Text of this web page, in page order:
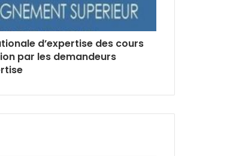
d’expertise des cours
par les demandeurs